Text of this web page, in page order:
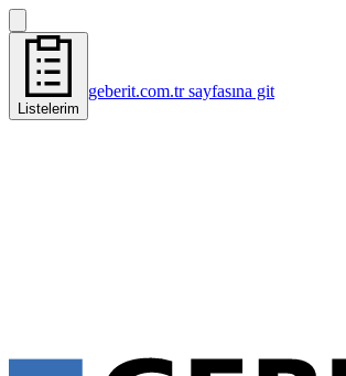
Listelerim
geberit.com.tr sayfasına git